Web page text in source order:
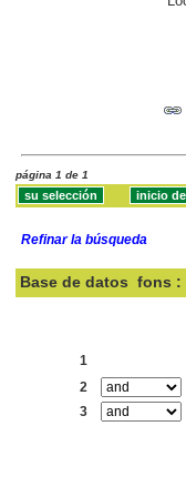
página 1 de 1
Refinar la búsqueda
Base de datos fons :
1
2
3